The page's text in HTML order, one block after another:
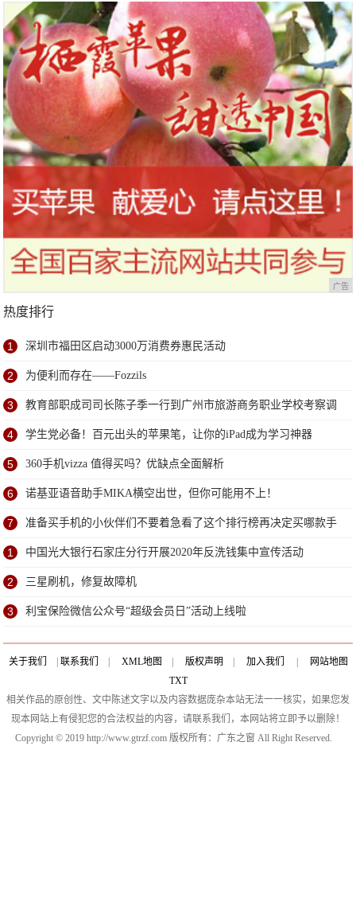
广告
热度排行
1 深圳市福田区启动3000万消费券惠民活动
2 为便利而存在——Fozzils
3 教育部职成司司长陈子季一行到广州市旅游商务职业学校考察调
研
4 学生党必备！百元出头的苹果笔，让你的iPad成为学习神器
5 360手机vizza 值得买吗？优缺点全面解析
6 诺基亚语音助手MIKA横空出世，但你可能用不上！
7 准备买手机的小伙伴们不要着急看了这个排行榜再决定买哪款手
机吧
1 中国光大银行石家庄分行开展2020年反洗钱集中宣传活动
2 三星刷机，修复故障机
3 利宝保险微信公众号“超级会员日”活动上线啦
关于我们 联系我们 XML地图 版权声明 加入我们
网站地图
TXT
相关作品的原创性、文中陈述文字以及内容数据庞杂本站无法一一核实，如果您发
现本网站上有侵犯您的合法权益的内容，请联系我们，本网站将立即予以删除！
Copyright © 2019 http://www.gtrzf.com 版权所有：广东之窗 All Right Reserved.